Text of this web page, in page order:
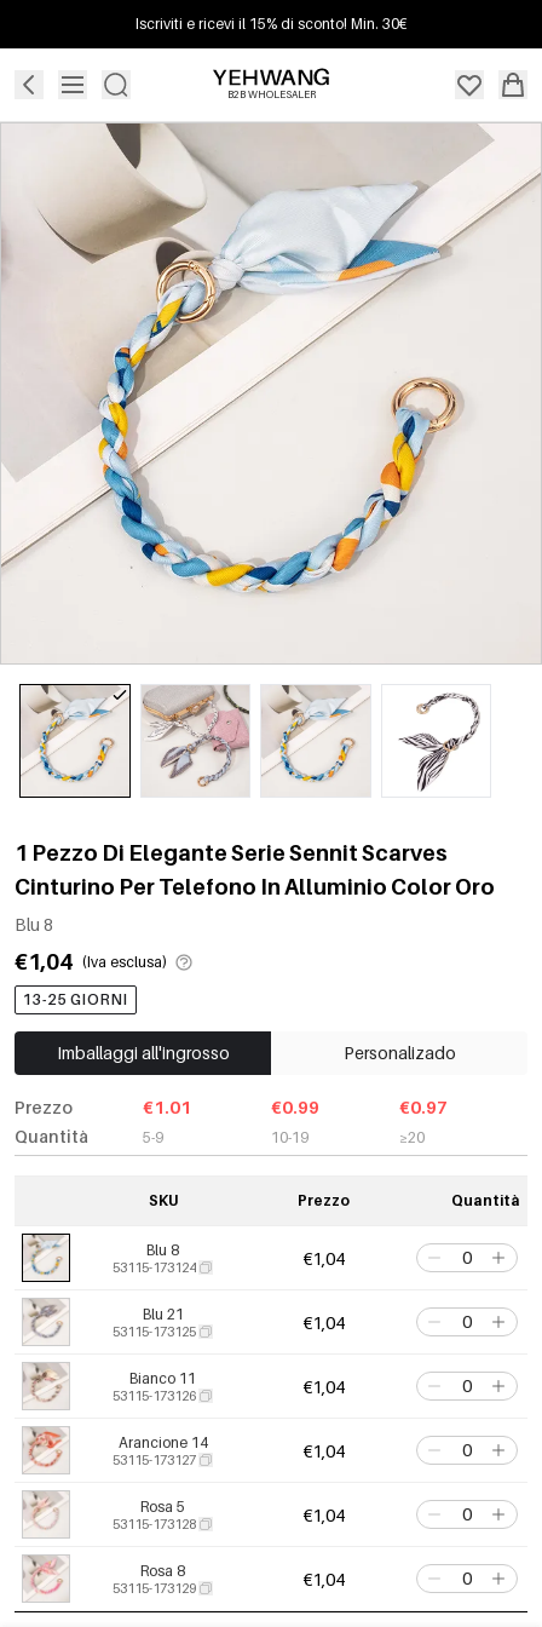
Iscriviti e ricevi il 15% di sconto! Min. 30€
B2B WHOLESALER
1 Pezzo Di Elegante Serie Sennit Scarves
Cinturino Per Telefono In Alluminio Color Oro
Blu 8
€1,04 (Iva esclusa)
13-25 GIORNI
Imballaggi all'ingrosso Personalizado
Prezzo
Quantità
€1.01
5-9
€0.99
10-19
€0.97
≥20
SKU Prezzo Quantità
Blu 8
53115-173124 €1,04
Blu 21
53115-173125 €1,04
Bianco 11
53115-173126 €1,04
Arancione 14
53115-173127 €1,04
Rosa 5
53115-173128 €1,04
Rosa 8
53115-173129 €1,04